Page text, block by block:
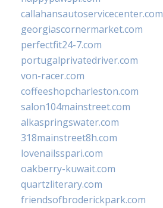
callahansautoservicecenter.com
georgiascornermarket.com
perfectfit24-7.com
portugalprivatedriver.com
von-racer.com
coffeeshopcharleston.com
salon104mainstreet.com
alkaspringswater.com
318mainstreet8h.com
lovenailsspari.com
oakberry-kuwait.com
quartzliterary.com
friendsofbroderickpark.com